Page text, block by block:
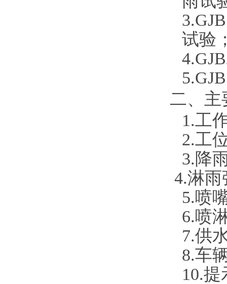
3.
试验
4.
5.
二、主
1.工
2.工
3.降
4.淋
5.喷
6.喷
7.供
8.车
10.提